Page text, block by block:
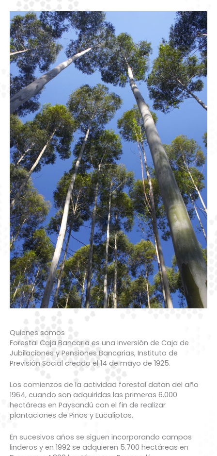
Quienes somos
Forestal Caja Bancaria es una inversión de Caja de
Jubilaciones y Pensiones Bancarias, Instituto de
Previsión Social creado el 14 de mayo de 1925.
Los comienzos de la actividad forestal datan del año
1964, cuando son adquiridas las primeras 6.000
hectáreas en Paysandú con el fin de realizar
plantaciones de Pinos y Eucaliptos.
En sucesivos años se siguen incorporando campos
linderos y en 1992 se adquieren 5.700 hectáreas en